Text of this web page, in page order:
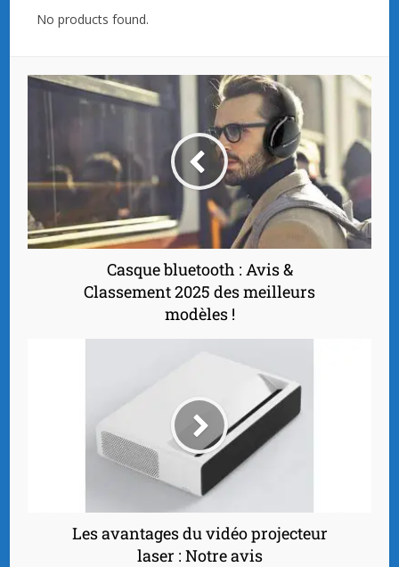
No products found.
Casque bluetooth : Avis &
Classement 2025 des meilleurs
modèles !
Les avantages du vidéo projecteur
laser : Notre avis